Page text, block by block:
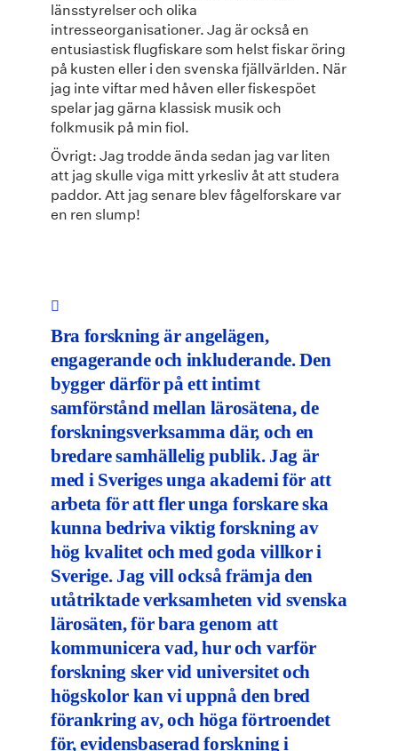
länsstyrelser och olika
intresseorganisationer. Jag är också en
entusiastisk flugfiskare som helst fiskar öring
på kusten eller i den svenska fjällvärlden. När
jag inte viftar med håven eller fiskespöet
spelar jag gärna klassisk musik och
folkmusik på min fiol.
Övrigt: Jag trodde ända sedan jag var liten
att jag skulle viga mitt yrkesliv åt att studera
paddor. Att jag senare blev fågelforskare var
en ren slump!
Bra forskning är angelägen,
engagerande och inkluderande. Den
bygger därför på ett intimt
samförstånd mellan lärosätena, de
forskningsverksamma där, och en
bredare samhällelig publik. Jag är
med i Sveriges unga akademi för att
arbeta för att fler unga forskare ska
kunna bedriva viktig forskning av
hög kvalitet och med goda villkor i
Sverige. Jag vill också främja den
utåtriktade verksamheten vid svenska
lärosäten, för bara genom att
kommunicera vad, hur och varför
forskning sker vid universitet och
högskolor kan vi uppnå den bred
förankring av, och höga förtroendet
för, evidensbaserad forskning i